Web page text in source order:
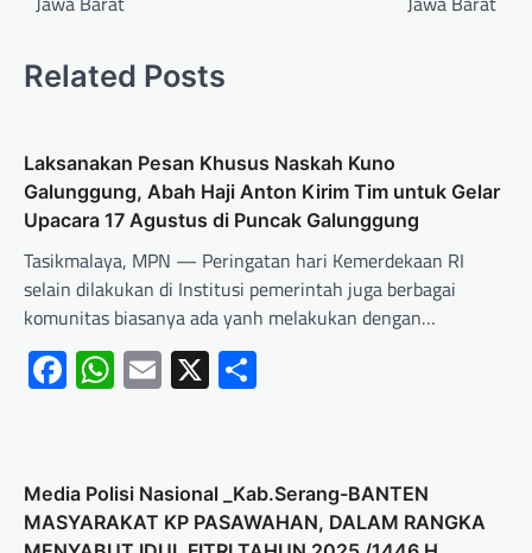
Related Posts
Laksanakan Pesan Khusus Naskah Kuno
Galunggung, Abah Haji Anton Kirim Tim untuk Gelar
Upacara 17 Agustus di Puncak Galunggung
Tasikmalaya, MPN — Peringatan hari Kemerdekaan RI
selain dilakukan di Institusi pemerintah juga berbagai
komunitas biasanya ada yanh melakukan dengan…
Facebook
WhatsApp
Email
X
Media Polisi Nasional _Kab.Serang-BANTEN
MASYARAKAT KP PASAWAHAN, DALAM RANGKA